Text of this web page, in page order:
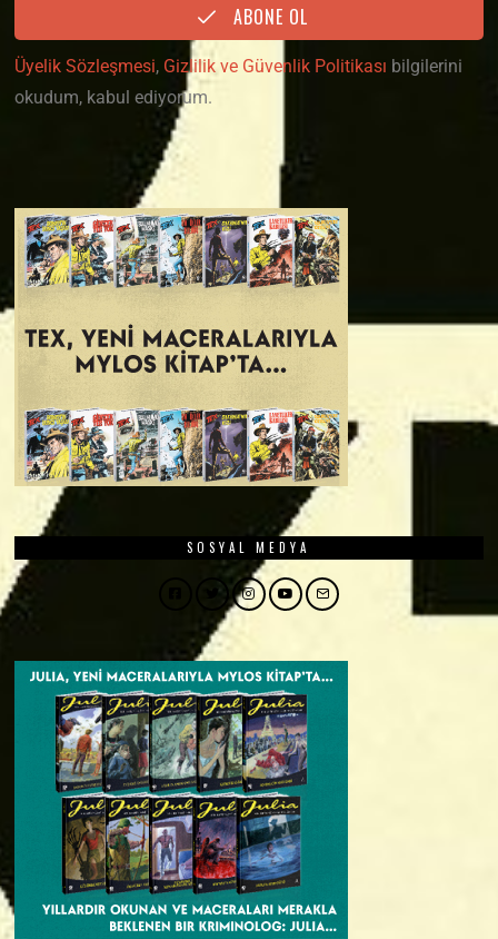
ABONE OL
Üyelik Sözleşmesi, Gizlilik ve Güvenlik Politikası bilgilerini
okudum, kabul ediyorum.
SOSYAL MEDYA
FacebookTwitterInstagram
YouTubeEmail